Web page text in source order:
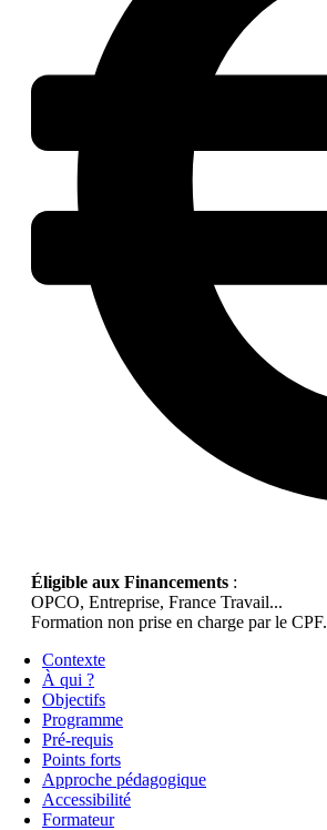
Éligible aux Financements :
OPCO, Entreprise, France Travail...
Formation non prise en charge par le CPF.
Contexte
À qui ?
Objectifs
Programme
Pré-requis
Points forts
Approche pédagogique
Accessibilité
Formateur